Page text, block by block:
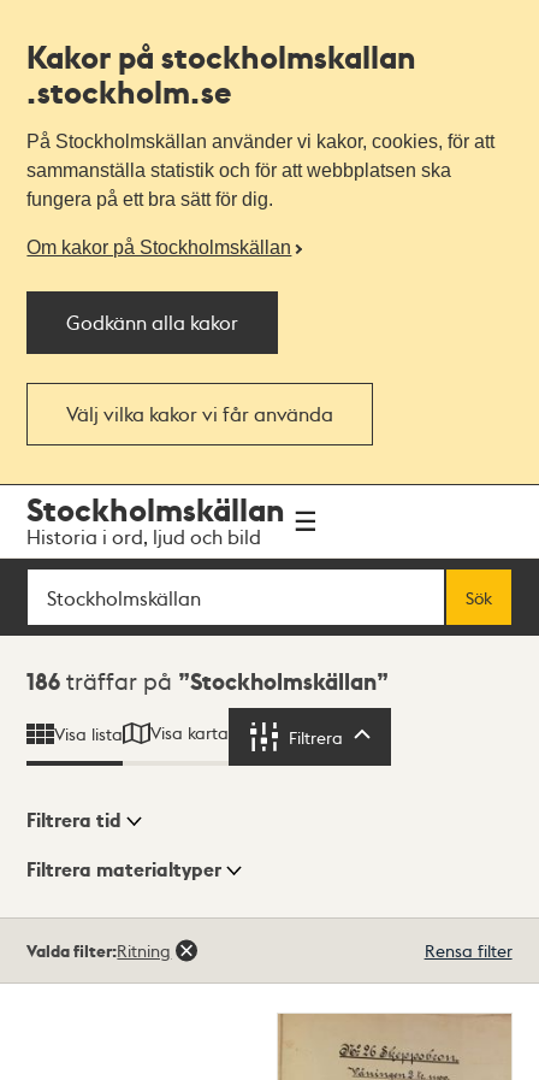
Kakor på stockholmskallan
.stockholm.se
På Stockholmskällan använder vi kakor, cookies, för att
sammanställa statistik och för att webbplatsen ska
fungera på ett bra sätt för dig.
Om kakor på Stockholmskällan
Godkänn alla kakor
Välj vilka kakor vi får använda
navigationen
huvudinnehållet
Stockholmskällan
Historia i ord, ljud och bild
Sök
Sök
Sökresultat
186 träffar på Stockholmskällan
Visa lista Visa karta Filtrera
Visningsläge
Filtrera tid
Filtrera materialtyper
186träffar
Valda filter:Ritning Rensa filter